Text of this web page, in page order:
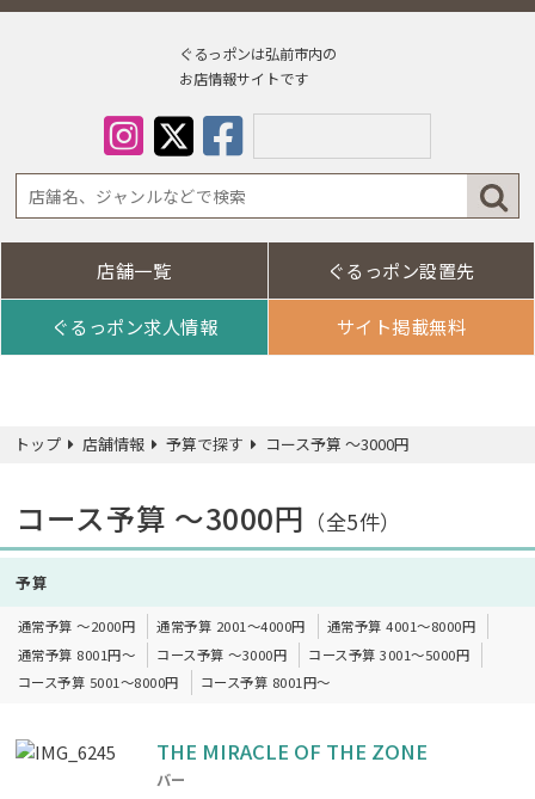
ぐるっポンは弘前市内の
お店情報サイトです
Select
店舗一覧 ぐるっポン設置先
ぐるっポン求人情報 サイト掲載無料
トップ 店舗情報 予算で探す コース予算 ～3000円
コース予算 ～3000円 （全5件）
予算
通常予算 ～2000円 通常予算 2001～4000円
通常予算 4001～8000円
通常予算 8001円～
コース予算 ～3000円
コース予算 3001～5000円
コース予算 5001～8000円
コース予算 8001円～
THE MIRACLE OF THE ZONE
バー